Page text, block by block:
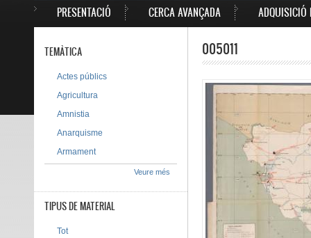
PRESENTACIÓ CERCA AVANÇADA ADQUISICIÓ
005011
TEMÀTICA
Actes públics
Agricultura
Amnistia
Anarquisme
Armament
Veure més
TIPUS DE MATERIAL
Tot